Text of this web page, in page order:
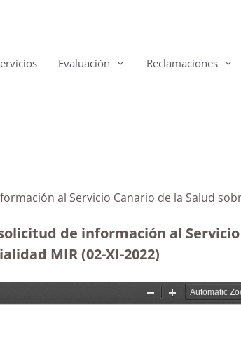
Evaluación Reclamaciones
al Servicio Canario de la Salud
de información al
MIR (02-XI-2022)